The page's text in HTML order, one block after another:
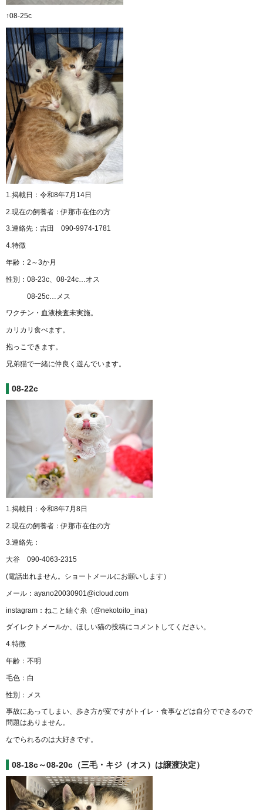
↑08-25c
1.掲載日：令和8年7月14日
2.現在の飼養者：伊那市在住の方
3.連絡先：吉田 090-9974-1781
4.特徴
年齢：2～3か月
性別：08-23c、08-24c…オス
08-25c…メス
ワクチン・血液検査未実施。
カリカリ食べます。
抱っこできます。
兄弟猫で一緒に仲良く遊んでいます。
08-22c
1.掲載日：令和8年7月8日
2.現在の飼養者：伊那市在住の方
3.連絡先：
大谷 090-4063-2315
(電話出れません。ショートメールにお願いします）
メール：ayano20030901@icloud.com
instagram：ねこと紬ぐ糸（@nekotoito_ina）
ダイレクトメールか、ほしい猫の投稿にコメントしてください。
4.特徴
年齢：不明
毛色：白
性別：メス
事故にあってしまい、歩き方が変ですがトイレ・食事などは自分でできるので
問題はありません。
なでられるのは大好きです。
08-18c～08-20c（三毛・キジ（オス）は譲渡決定）